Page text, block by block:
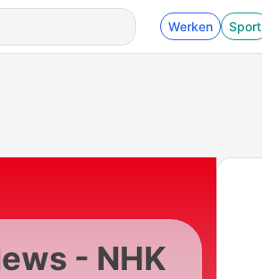
Werken Sport
- NHK